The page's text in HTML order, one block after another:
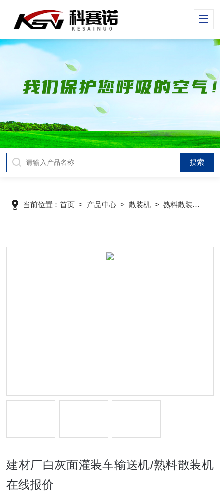
当前位置：首页 > 产品中心 >散装机 >熟料散装机
建材厂白灰面灌装车输送机/熟料散装机
在线报价